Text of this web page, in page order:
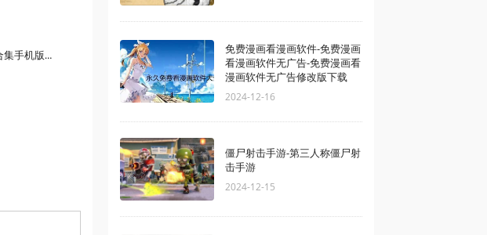
荒野乱斗游戏合集下载-荒野乱斗游戏合集手机版-荒野乱斗游戏合集版本下载安卓手机
免费漫画看漫画软件-免费漫画
看漫画软件无广告-免费漫画看
漫画软件无广告修改版下载
2024-12-16
僵尸射击手游-第三人称僵尸射
击手游
2024-12-15